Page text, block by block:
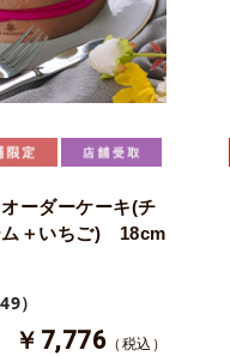
ーダーケーキ(チ
ム＋いちご) 18cm
49）
￥7,776 （税込）